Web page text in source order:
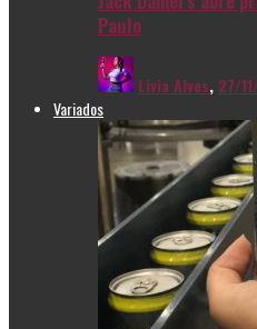
Paulo
Livia Alves, 27/
Variados